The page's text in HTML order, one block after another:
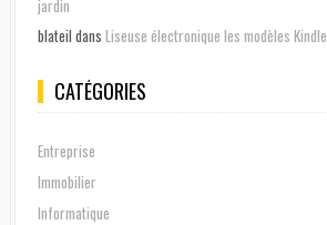
jardin
blateil dans Liseuse électronique les modèles Kindle
CATÉGORIES
Entreprise
Immobilier
Informatique